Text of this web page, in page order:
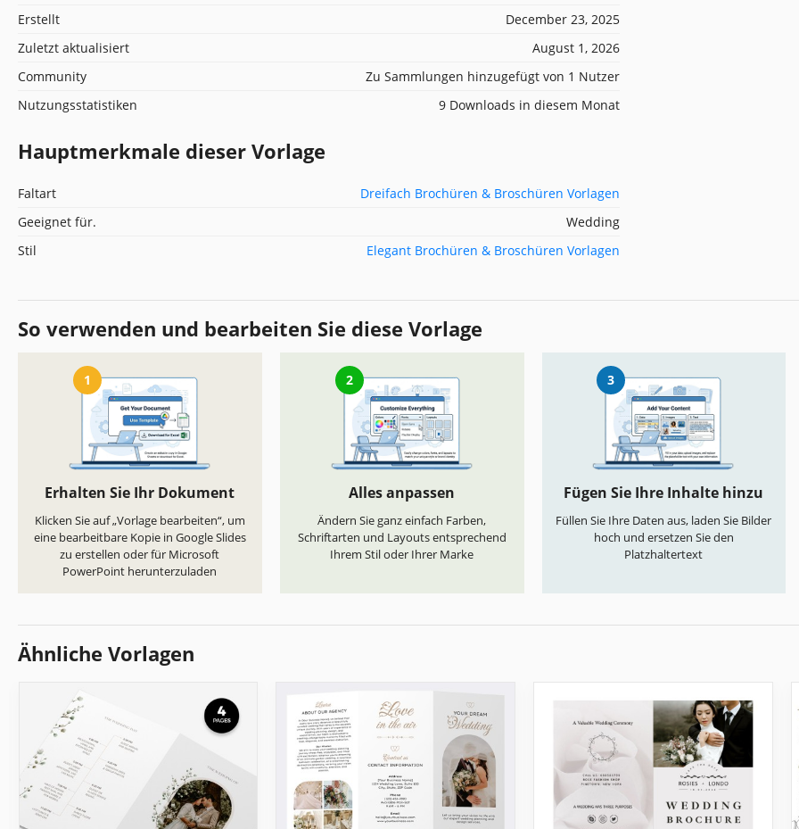
Erstellt
December 23, 2025
Zuletzt aktualisiert
August 1, 2026
Community
Zu Sammlungen hinzugefügt von 1 Nutzer
Nutzungsstatistiken
9 Downloads in diesem Monat
Hauptmerkmale dieser Vorlage
Faltart
Dreifach Brochüren & Broschüren Vorlagen
Geeignet für.
Wedding
Stil
Elegant Brochüren & Broschüren Vorlagen
So verwenden und bearbeiten Sie diese Vorlage
1
Erhalten Sie Ihr Dokument
Klicken Sie auf „Vorlage bearbeiten“, um
eine bearbeitbare Kopie in Google Slides
zu erstellen oder für Microsoft
PowerPoint herunterzuladen
2
Alles anpassen
Ändern Sie ganz einfach Farben,
Schriftarten und Layouts entsprechend
Ihrem Stil oder Ihrer Marke
3
Fügen Sie Ihre Inhalte hinzu
Füllen Sie Ihre Daten aus, laden Sie Bilder
hoch und ersetzen Sie den
Platzhaltertext
Ähnliche Vorlagen